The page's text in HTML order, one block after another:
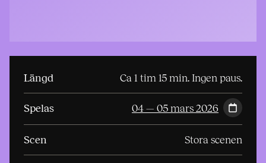
Längd Ca 1 tim 15 min. Ingen paus.
Spelas 04 — 05 mars 2026
Scen Stora scenen